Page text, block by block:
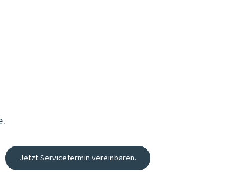
Jetzt Servicetermin vereinbaren.